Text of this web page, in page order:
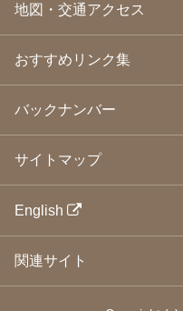
2008年10月
(31)
2008年9月(24)
2008年8月(24)
2008年5月(21)
(24)
2008年2月 (21)
2008年1月(23)
2007年12月
2007年9月
2007年8月(26)
地図・交通アクセス
おすすめリンク集
バックナンバー
サイトマップ
English
関連サイト